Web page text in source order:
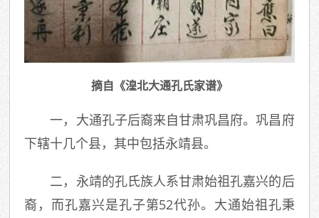
摘自《湟北大通孔氏家谱》
一，大通孔子后裔来自甘肃巩昌府。巩昌府
下辖十几个县，其中包括永靖县。
二，永靖的孔氏族人系甘肃始祖孔嘉兴的后
裔，而孔嘉兴是孔子第52代孙。大通始祖孔秉